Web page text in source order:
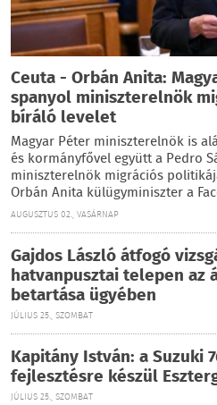
Ceuta - Orbán Anita:
spanyol miniszterelnök
bíráló levelet
Magyar Péter miniszterelnök is
és kormányfővel együtt a Pedro
miniszterelnök migrációs
Orbán Anita külügyminiszter a
AUGUSZTUS 02., VASÁRNAP
Gajdos László átfogó
hatvanpusztai telepen az
betartása ügyében
JÚLIUS 25., SZOMBAT
Kapitány István: a Suzuki
fejlesztésre készül
JÚLIUS 25., SZOMBAT